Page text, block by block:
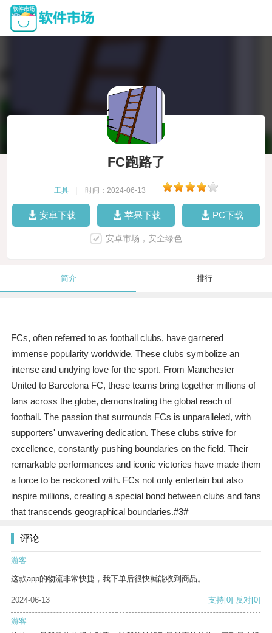
FC跑路了
工具 时间：2024-06-13
安卓下载 苹果下载 PC下载
安卓市场，安全绿色
简介 排行
FCs, often referred to as football clubs, have garnered
immense popularity worldwide. These clubs symbolize an
intense and undying love for the sport. From Manchester
United to Barcelona FC, these teams bring together millions of
fans across the globe, demonstrating the global reach of
football. The passion that surrounds FCs is unparalleled, with
supporters' unwavering dedication. These clubs strive for
excellence, constantly pushing boundaries on the field. Their
remarkable performances and iconic victories have made them
a force to be reckoned with. FCs not only entertain but also
inspire millions, creating a special bond between clubs and fans
that transcends geographical boundaries.#3#
评论
游客
这款app的物流非常快捷，我下单后很快就能收到商品。
2024-06-13 支持[0] 反对[0]
游客